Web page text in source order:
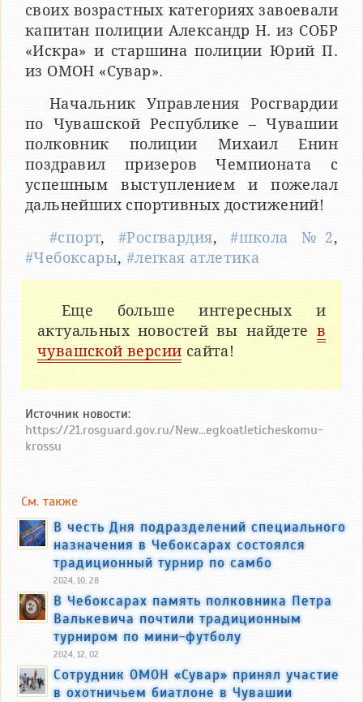
своих возрастных категориях завоевали
капитан полиции Александр Н. из СОБР
«Искра» и старшина полиции Юрий П.
из ОМОН «Сувар».
Начальник Управления Росгвардии
по Чувашской Республике – Чувашии
полковник полиции Михаил Енин
поздравил призеров Чемпионата с
успешным выступлением и пожелал
дальнейших спортивных достижений!
#спорт,#Росгвардия,#школа №2,
#Чебоксары, #легкая атлетика
Еще больше интересных и
актуальных новостей вы найдете в
чувашской версии сайта!
Источник новости:
https://21.rosguard.gov.ru/New...egkoatleticheskomu-
krossu
См. также
В честь Дня подразделений специального
назначения в Чебоксарах состоялся
традиционный турнир по самбо
2024, 10, 28
В Чебоксарах память полковника Петра
Валькевича почтили традиционным
турниром по мини-футболу
2024, 12, 02
Сотрудник ОМОН «Сувар» принял участие
в охотничьем биатлоне в Чувашии